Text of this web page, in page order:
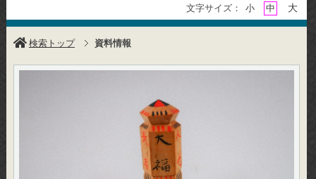
文字サイズ： 小 中 大
検索トップ 資料情報